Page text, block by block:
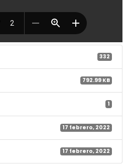
332
792.99 KB
1
17 febrero, 2022
17 febrero, 2022